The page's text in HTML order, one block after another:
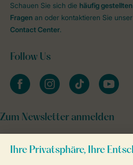
Schauen Sie sich die häufig gestellten
Fragen an oder kontaktieren Sie unser
Contact Center.
Follow Us
facebookinstagramtiktok youtube
Zum Newsletter anmelden